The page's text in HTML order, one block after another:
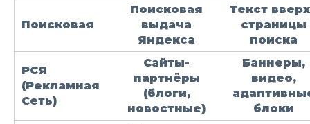
Поисковая
Поисковая
выдача
Яндекса
Текст
страницы
поиска
РСЯ
(Рекламная
Сеть)
Сайты-
партнёры
(блоги,
новостные)
Баннеры,
видео,
блоки